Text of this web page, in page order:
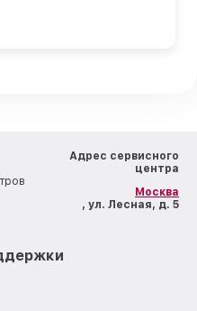
Адрес сервисного
центра
Москва
, ул. Лесная, д. 5